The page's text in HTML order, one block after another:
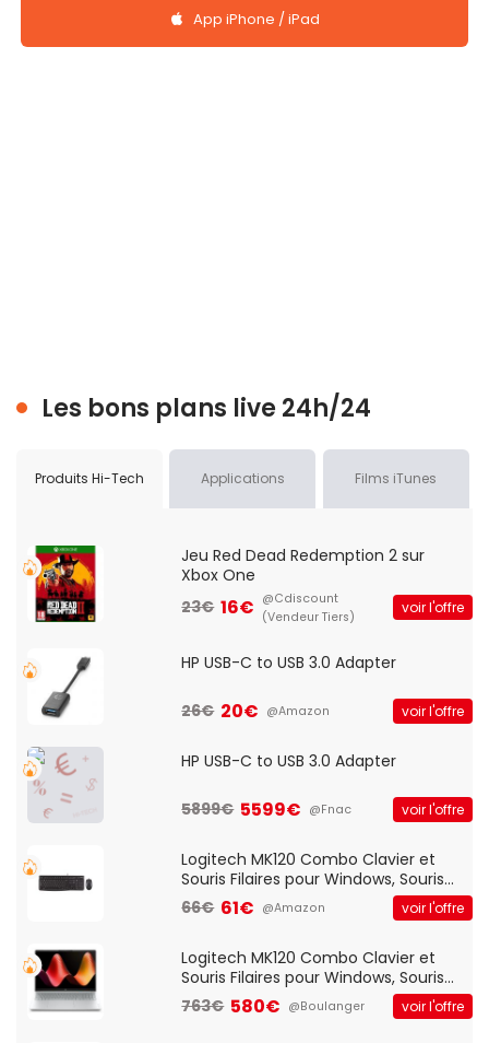
App iPhone / iPad
Les bons plans live 24h/24
Produits Hi-Tech Applications Films iTunes
Jeu Red Dead Redemption 2 sur
Xbox One
23€ 16€ @Cdiscount
(Vendeur Tiers)
voir l'offre
HP USB-C to USB 3.0 Adapter
26€ 20€ @Amazon voir l'offre
HP USB-C to USB 3.0 Adapter
5899€ 5599€ @Fnac voir l'offre
Logitech MK120 Combo Clavier et
Souris Filaires pour Windows, Souris
Optique Filaire, Connexion USB Plug
And Play, Confortable, Taille
QWERTY UK - Noir
66€ 61€ @Amazon voir l'offre
Logitech MK120 Combo Clavier et
Souris Filaires pour Windows, Souris
Optique Filaire, Connexion USB Plug
And Play, Confortable, Taille
763€ 580€ @Boulanger voir l'offre